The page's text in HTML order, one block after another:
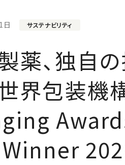
日 サステナビリティ
薬、独自
界包装機